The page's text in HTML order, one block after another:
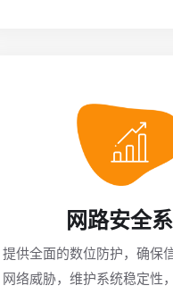
网路安全
提供全面的数位防护，确保
网络威胁，维护系统稳定性